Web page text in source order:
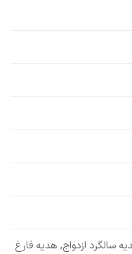
سالگرد ازدواج, هدیه فارغ